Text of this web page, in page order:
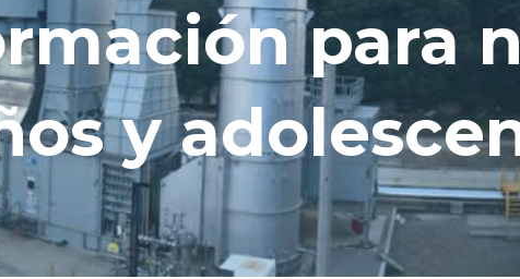
para
y